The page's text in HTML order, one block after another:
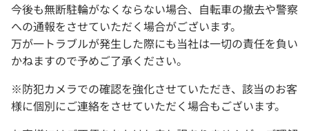
今後も無断駐輪がなくならない場合、自転車の撤去や警察
への通報をさせていただく場合がございます。
万が一トラブルが発生した際にも当社は一切の責任を負い
かねますので予めご了承ください。
※防犯カメラでの確認を強化させていただき、該当のお客
様に個別にご連絡をさせていただく場合もございます。